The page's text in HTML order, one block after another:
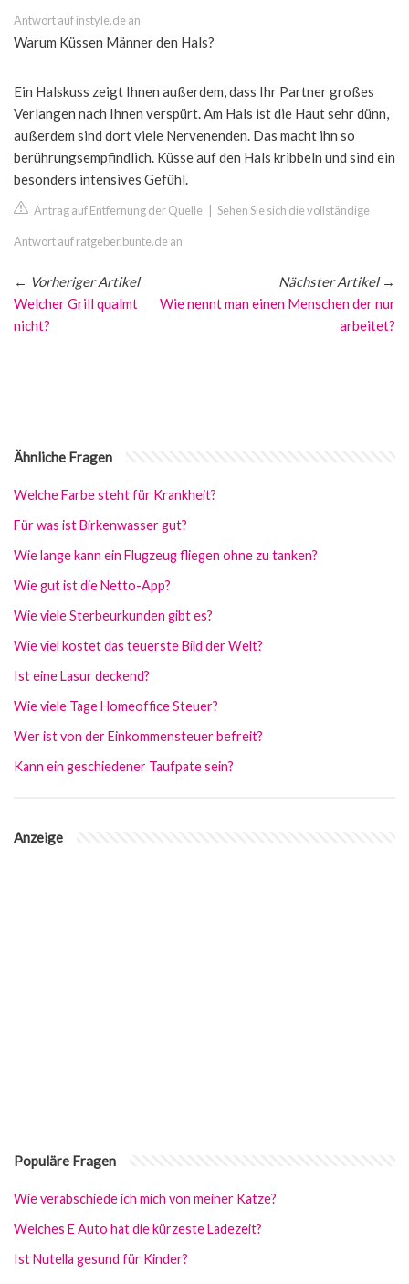
Antwort auf instyle.de an
Warum Küssen Männer den Hals?
Ein Halskuss zeigt Ihnen außerdem, dass Ihr Partner großes
Verlangen nach Ihnen verspürt. Am Hals ist die Haut sehr dünn,
außerdem sind dort viele Nervenenden. Das macht ihn so
berührungsempfindlich. Küsse auf den Hals kribbeln und sind ein
besonders intensives Gefühl.
Antrag auf Entfernung der Quelle Sehen Sie sich die vollständige
Antwort auf ratgeber.bunte.de an
← Vorheriger Artikel
Welcher Grill qualmt
nicht?
Nächster Artikel→
Wie nennt man einen Menschen der nur
arbeitet?
Ähnliche Fragen
Welche Farbe steht für Krankheit?
Für was ist Birkenwasser gut?
Wie lange kann ein Flugzeug fliegen ohne zu tanken?
Wie gut ist die Netto-App?
Wie viele Sterbeurkunden gibt es?
Wie viel kostet das teuerste Bild der Welt?
Ist eine Lasur deckend?
Wie viele Tage Homeoffice Steuer?
Wer ist von der Einkommensteuer befreit?
Kann ein geschiedener Taufpate sein?
Anzeige
Populäre Fragen
Wie verabschiede ich mich von meiner Katze?
Welches E Auto hat die kürzeste Ladezeit?
Ist Nutella gesund für Kinder?